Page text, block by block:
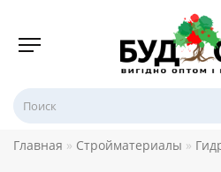
Главная Стройматериалы